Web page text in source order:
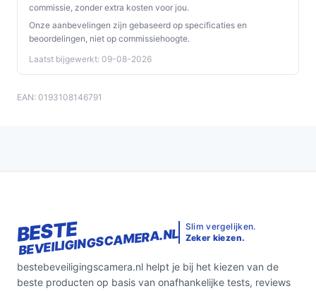
commissie, zonder extra kosten voor jou.
Onze aanbevelingen zijn gebaseerd op specificaties en
beoordelingen, niet op commissiehoogte.
Laatst bijgewerkt: 09-08-2026
EAN: 0193108146791
BESTE
BEVEILIGINGSCAMERA.NL Slim vergelijken.
Zeker kiezen.
bestebeveiligingscamera.nl helpt je bij het kiezen van de
beste producten op basis van onafhankelijke tests, reviews